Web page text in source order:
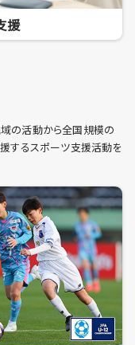
援
の活動から全国規模の
援するスポーツ支援活動を